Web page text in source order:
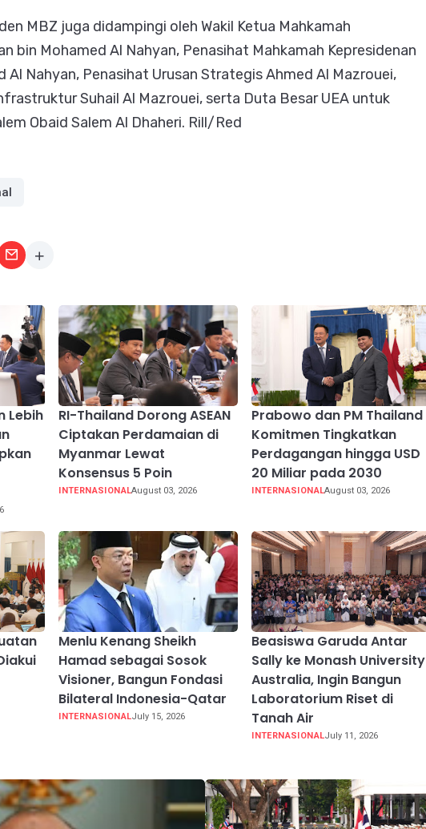
MBZ juga didampingi oleh Wakil Ketua Mahkamah
bin Mohamed Al Nahyan, Penasihat Mahkamah Kepresidenan
Al Nahyan, Penasihat Urusan Strategis Ahmed Al Mazrouei,
Suhail Al Mazrouei, serta Duta Besar UEA untuk
Obaid Salem Al Dhaheri. Rill/Red
Lebih
RI-Thailand Dorong ASEAN
Ciptakan Perdamaian di
Myanmar Lewat
Konsensus 5 Poin
INTERNASIONALAugust 03, 2026
Prabowo dan PM Thailand
Komitmen Tingkatkan
Perdagangan hingga USD
20 Miliar pada 2030
INTERNASIONALAugust 03, 2026
Menlu Kenang Sheikh
Hamad sebagai Sosok
Visioner, Bangun Fondasi
Bilateral Indonesia-Qatar
INTERNASIONALJuly 15, 2026
Beasiswa Garuda Antar
Sally ke Monash University
Australia, Ingin Bangun
Laboratorium Riset di
Tanah Air
INTERNASIONALJuly 11, 2026